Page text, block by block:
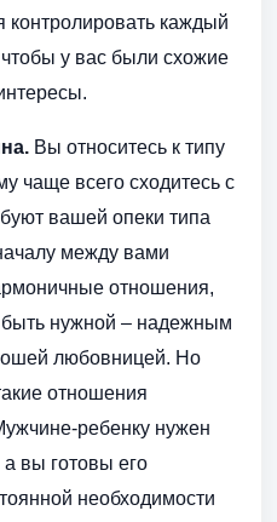
контролировать каждый
у вас были схожие
Вы относитесь к типу
чаще всего сходитесь с
вашей опеки типа
между вами
отношения,
быть нужной – надежным
любовницей. Но
отношения
ребенку нужен
вы готовы его
необходимости